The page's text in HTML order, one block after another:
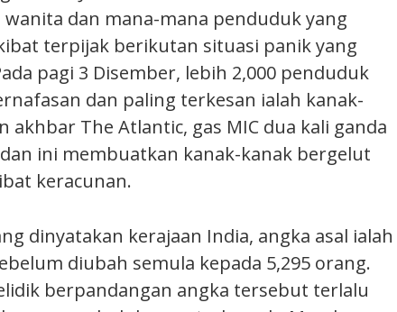
dan mana-mana penduduk yang
terpijak berikutan situasi panik yang
pagi 3 Disember, lebih 2,000 penduduk
dan paling terkesan ialah kanak-
The Atlantic, gas MIC dua kali ganda
ini membuatkan kanak-kanak bergelut
keracunan.
dinyatakan kerajaan India, angka asal ialah
diubah semula kepada 5,295 orang.
berpandangan angka tersebut terlalu